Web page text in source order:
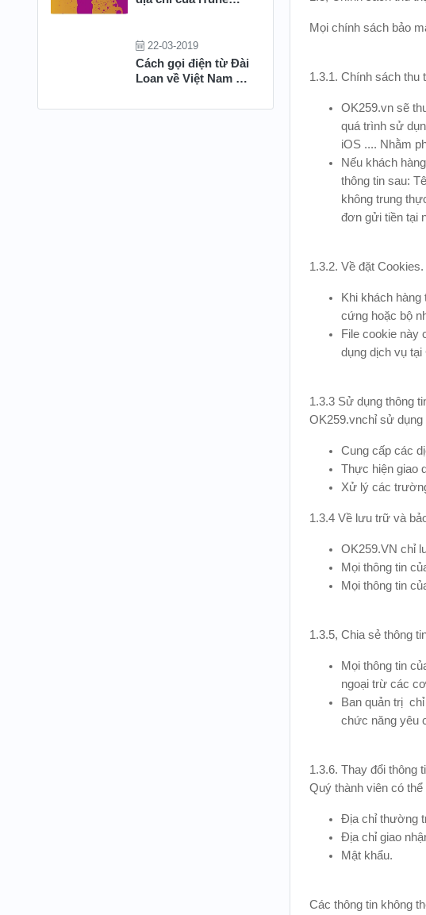
miễn thuế
22-03-2019
Cách gọi điện từ Đài
Loan về Việt Nam rẻ
Mọi chính sách bảo
1.3.1. Chính sách thu
OK259.vn sẽ
quá trình sử
iOS .... Nhằm
Nếu khách
thông tin sau:
không trung
đơn gửi tiền tại
1.3.2. Về đặt Cookies.
Khi khách
cứng hoặc bộ
File cookie này
dụng dịch vụ tại
1.3.3 Sử dụng thông
OK259.vnchỉ sử
Cung cấp các
Thực hiện giao
Xử lý các
1.3.4 Về lưu trữ và
OK259.VN chỉ
Mọi thông tin
Mọi thông tin
1.3.5, Chia sẻ thông
Mọi thông tin
ngoại trừ các
Ban quản trị
chức năng yêu
1.3.6. Thay đổi thông
Quý thành viên có
Địa chỉ thường
Địa chỉ giao
Mật khẩu.
Các thông tin không